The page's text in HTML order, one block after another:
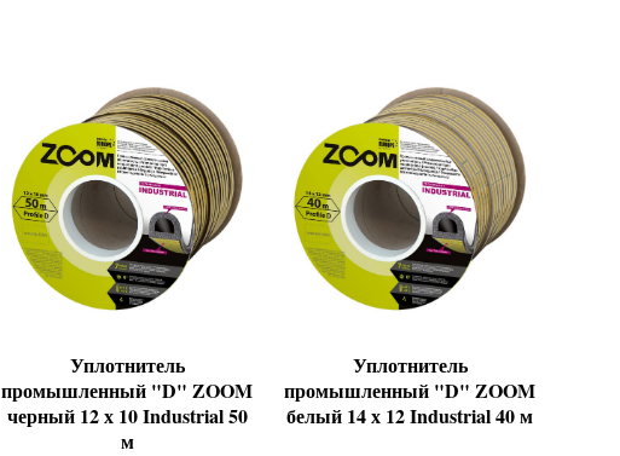
Уплотнитель
промышленный "D" ZOOM
черный 12 х 10 Industrial 50
м
Уплотнитель
промышленный "D" ZOOM
белый 14 х 12 Industrial 40 м